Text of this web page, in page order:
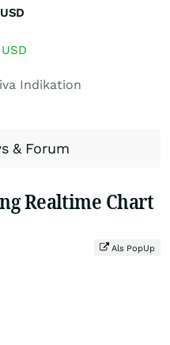
USD
USD
Indikation
& Forum
Realtime Chart
Als PopUp